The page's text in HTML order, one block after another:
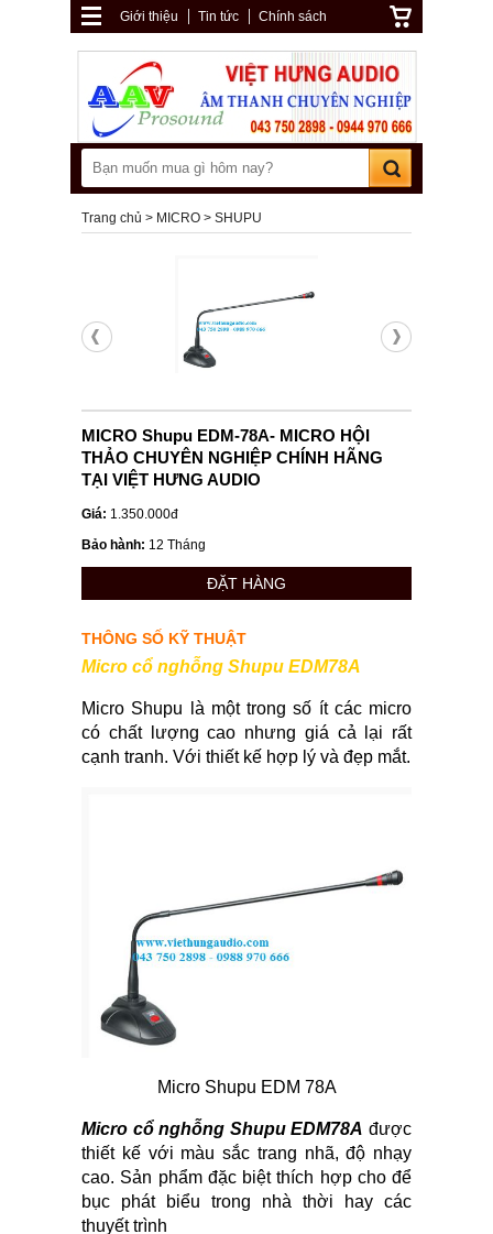
Giới thiệu Tin tức Chính sách
Trang chủ MICRO SHUPU
MICRO Shupu EDM-78A- MICRO HỘI
THẢO CHUYÊN NGHIỆP CHÍNH HÃNG
TẠI VIỆT HƯNG AUDIO
Giá: 1.350.000đ
Bảo hành: 12 Tháng
ĐẶT HÀNG
THÔNG SỐ KỸ THUẬT
Micro cổ nghỗng Shupu EDM78A
Micro Shupu là một trong số ít các micro
có chất lượng cao nhưng giá cả lại rất
cạnh tranh. Với thiết kế hợp lý và đẹp mắt.
Micro Shupu EDM 78A
Micro cổ nghỗng Shupu EDM78A được
thiết kế với màu sắc trang nhã, độ nhạy
cao. Sản phẩm đặc biệt thích hợp cho để
bục phát biểu trong nhà thời hay các
thuyết trình